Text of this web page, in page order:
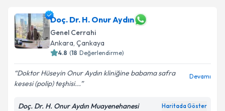
Doç. Dr. H. Onur Aydın
Genel Cerrahi
Ankara, Çankaya
4.8 (18 Değerlendirme)
Doktor Hüseyin Onur Aydın kliniğine babama safra
kesesi (polip) teşhisi...
Devamı
Doç. Dr. H. Onur Aydın Muayenehanesi Haritada Göster